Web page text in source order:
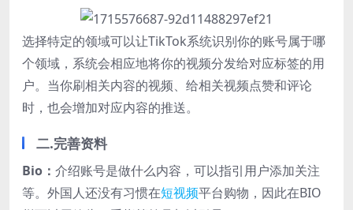
选择特定的领域可以让TikTok系统识别你的账号属于哪
个领域，系统会相应地将你的视频分发给对应标签的用
户。当你刷相关内容的视频、给相关视频点赞和评论
时，也会增加对应内容的推送。
二.完善资料
Bio： 介绍账号是做什么内容，可以指引用户添加关注
等。外国人还没有习惯在短视频平台购物，因此在BIO